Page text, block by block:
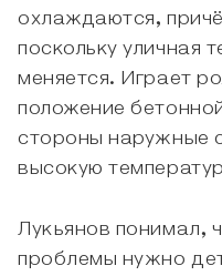
охлаждаются,
поскольку уличная
меняется. Играет
положение
стороны наружные
высокую
Лукьянов понимал,
проблемы нужно